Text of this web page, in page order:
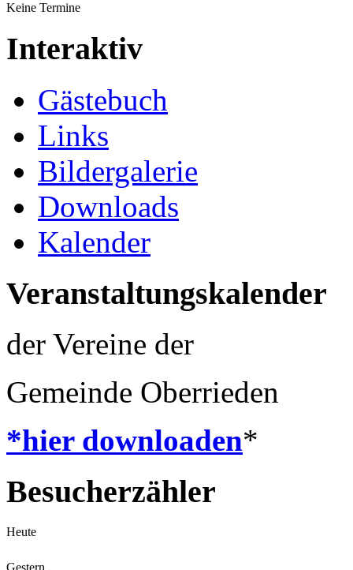
Keine Termine
Interaktiv
Gästebuch
Links
Bildergalerie
Downloads
Kalender
Veranstaltungskalender
der Vereine der
Gemeinde Oberrieden
*hier downloaden*
Besucherzähler
Heute
Gestern